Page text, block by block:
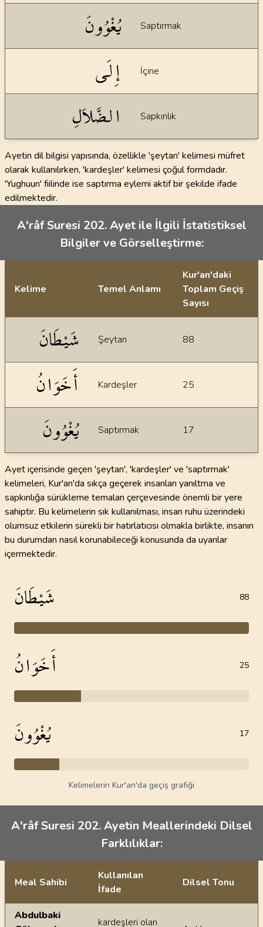
يُغْوُونَ Saptırmak
إِلَى İçine
الضَّلاَلِ Sapkınlık
Ayetin dil bilgisi yapısında, özellikle 'şeytan' kelimesi müfret
olarak kullanılırken, 'kardeşler' kelimesi çoğul formdadır.
'Yughuun' fiilinde ise saptırma eylemi aktif bir şekilde ifade
edilmektedir.
A'râf Suresi 202. Ayet ile İlgili İstatistiksel
Bilgiler ve Görselleştirme:
Kelime Temel Anlamı
Kur'an'daki
Toplam Geçiş
Sayısı
شَيْطَانَ Şeytan 88
أَخَوَانُ Kardeşler 25
يُغْوُونَ Saptırmak 17
Ayet içerisinde geçen 'şeytan', 'kardeşler' ve 'saptırmak'
kelimeleri, Kur'an'da sıkça geçerek insanları yanıltma ve
sapkınlığa sürükleme temaları çerçevesinde önemli bir yere
sahiptir. Bu kelimelerin sık kullanılması, insan ruhu üzerindeki
olumsuz etkilerin sürekli bir hatırlatıcısı olmakla birlikte, insanın
bu durumdan nasıl korunabileceği konusunda da uyarılar
içermektedir.
شَيْطَانَ 88
أَخَوَانُ 25
يُغْوُونَ 17
Kelimelerin Kur'an'da geçiş grafiği
A'râf Suresi 202. Ayetin Meallerindeki Dilsel
Farklılıklar:
Ayetin meallerindeki dilsel farklılıklar
Meal Sahibi
Kullanılan
İfade
Dilsel Tonu
Abdulbaki
kardeşleri olan